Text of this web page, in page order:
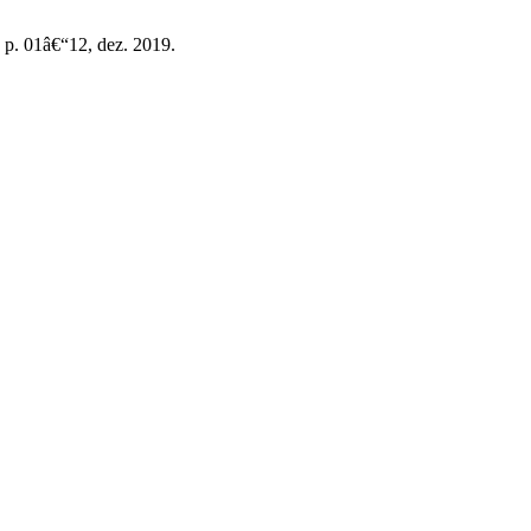
01â€“12, dez. 2019.